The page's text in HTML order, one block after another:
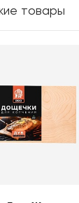
товары